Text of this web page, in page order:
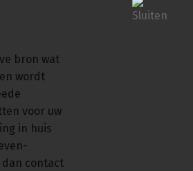
bron wat
wordt
voor uw
in huis
contact